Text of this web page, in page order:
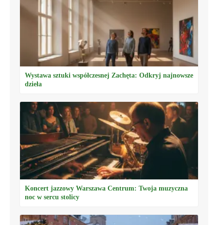
Wystawa sztuki współczesnej Zachęta: Odkryj najnowsze
dzieła
Koncert jazzowy Warszawa Centrum: Twoja muzyczna
noc w sercu stolicy